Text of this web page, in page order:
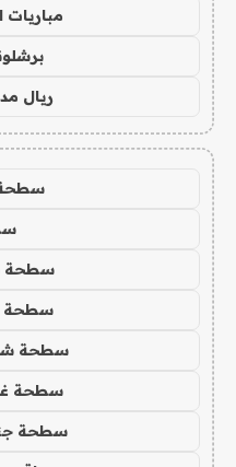
مباريات
ريال
سطحة
سطحة
سطحة
سطحة
سطحة
سطحة